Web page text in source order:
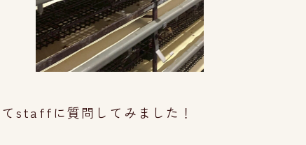
staffに質問してみました！